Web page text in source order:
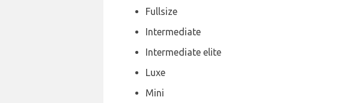
Fullsize
Intermediate
Intermediate elite
Luxe
Mini